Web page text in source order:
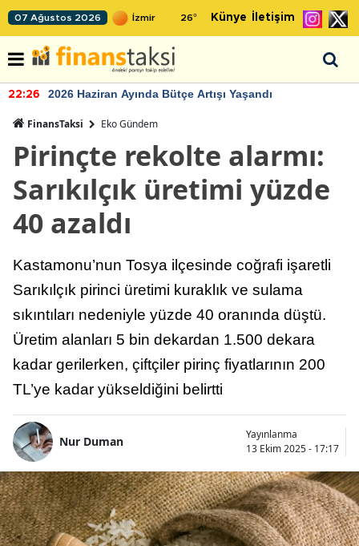
07 Ağustos 2026 26° Künye İletişim
22:26 2026 Haziran Ayında Bütçe Artışı Yaşandı
FinansTaksi Eko Gündem
Pirinçte rekolte alarmı:
Sarıkılçık üretimi yüzde
40 azaldı
Kastamonu’nun Tosya ilçesinde coğrafi işaretli
Sarıkılçık pirinci üretimi kuraklık ve sulama
sıkıntıları nedeniyle yüzde 40 oranında düştü.
Üretim alanları 5 bin dekardan 1.500 dekara
kadar gerilerken, çiftçiler pirinç fiyatlarının 200
TL’ye kadar yükseldiğini belirtti
Nur Duman
Yayınlanma
13 Ekim 2025 - 17:17